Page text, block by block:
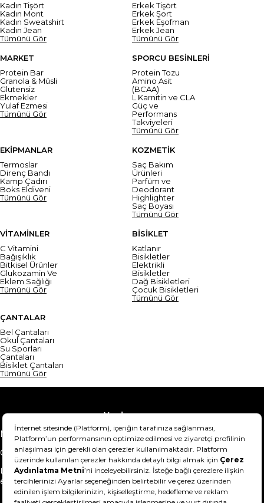
Kadın Tişört
Kadın Mont
Kadın Sweatshirt
Kadın Jean
Tümünü Gör
Erkek Tişört
Erkek Şort
Erkek Eşofman
Erkek Jean
Tümünü Gör
MARKET
Protein Bar
Granola & Müsli
Glutensiz
Ekmekler
Yulaf Ezmesi
Tümünü Gör
SPORCU BESİNLERİ
Protein Tozu
Amino Asit
(BCAA)
L Karnitin ve CLA
Güç ve
Performans
Takviyeleri
Tümünü Gör
EKİPMANLAR
Termoslar
Direnç Bandı
Kamp Çadırı
Boks Eldiveni
Tümünü Gör
KOZMETİK
Saç Bakım
Ürünleri
Parfüm ve
Deodorant
Highlighter
Saç Boyası
Tümünü Gör
VİTAMİNLER
C Vitamini
Bağışıklık
Bitkisel Ürünler
Glukozamin Ve
Eklem Sağlığı
Tümünü Gör
BİSİKLET
Katlanır
Bisikletler
Elektrikli
Bisikletler
Dağ Bisikletleri
Çocuk Bisikletleri
Tümünü Gör
ÇANTALAR
Bel Çantaları
Okul Çantaları
Su Sporları
Çantaları
Bisiklet Çantaları
Tümünü Gör
Yardım
Mesafeli Satış Sözleşmesi
Teslimat Bilgisi
Gizlilik Sözleşmesi
Şartlar & Koşullar
Ürünümü nasıl iade
edebilirim?
Hakkımızda